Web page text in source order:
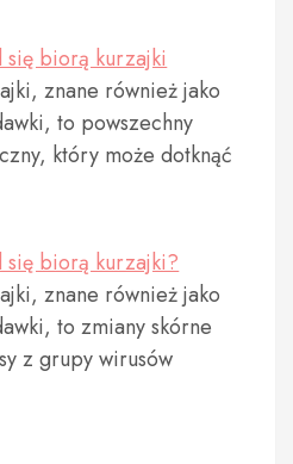
się biorą kurzajki
znane również jako
to powszechny
który może dotknąć
się biorą kurzajki?
znane również jako
to zmiany skórne
z grupy wirusów